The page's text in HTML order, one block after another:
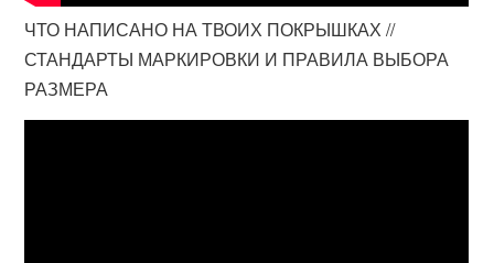
ЧТО НАПИСАНО НА ТВОИХ ПОКРЫШКАХ //
СТАНДАРТЫ МАРКИРОВКИ И ПРАВИЛА ВЫБОРА
РАЗМЕРА